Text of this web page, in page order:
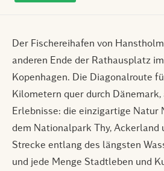
Der Fischereihafen von
anderen Ende der Rathausplatz
Kopenhagen. Die Diagonalroute
Kilometern quer durch
Erlebnisse: die einzigartige Natur
dem Nationalpark Thy, Ackerland
Strecke entlang des längsten
und jede Menge Stadtleben und